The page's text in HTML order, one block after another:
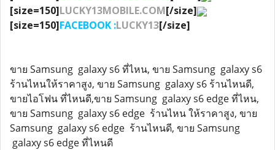
[size=150]LUCKY13MOBILE.COM[/size]
[size=150]FACEBOOK :LUCKY13[/size]
ขาย Samsung galaxy s6 ที่ไหน, ขาย Samsung galaxy s6
ร้านไหนให้ราคาสูง, ขาย Samsung galaxy s6 ร้านไหนดี,
ขายไอโฟน ที่ไหนดี,ขาย Samsung galaxy s6 edge ที่ไหน,
ขาย Samsung galaxy s6 edge ร้านไหน ให้ราคาสูง, ขาย
Samsung galaxy s6 edge ร้านไหนดี, ขาย Samsung
galaxy s6 edge ที่ไหนดี